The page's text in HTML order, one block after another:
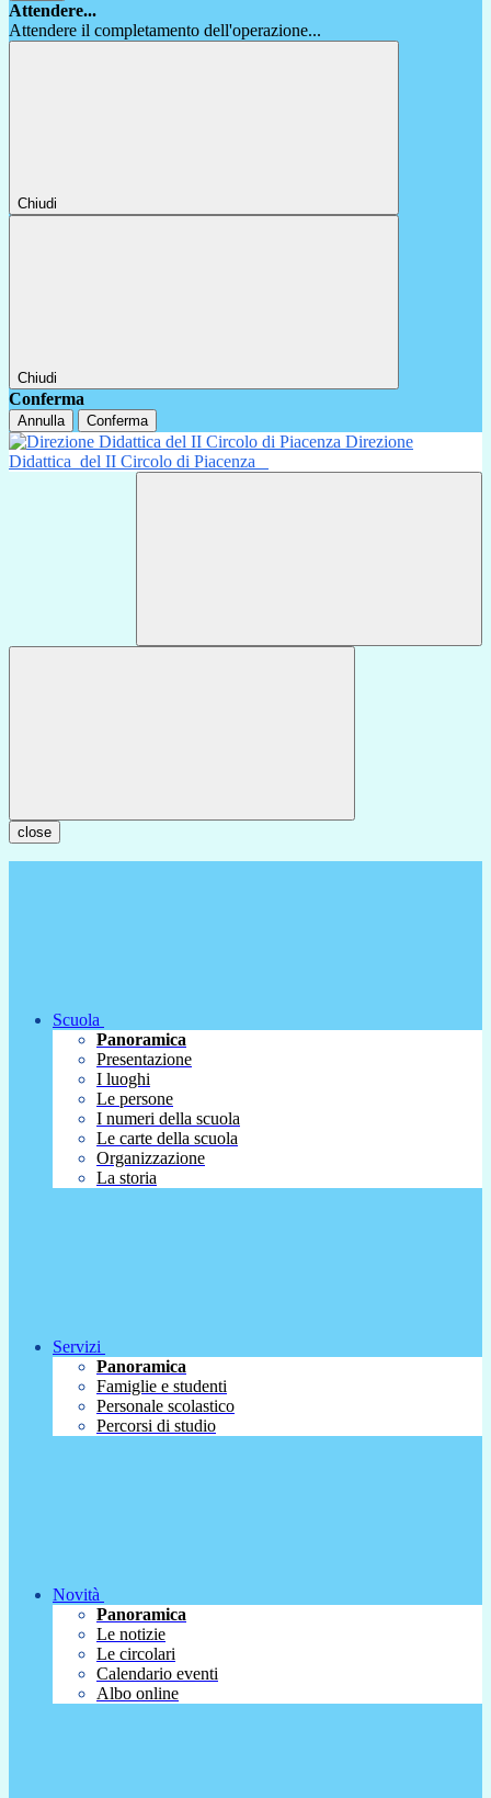
Attendere...
Attendere il completamento dell'operazione...
Chiudi
Chiudi
Conferma
Annulla Conferma
Direzione
Didattica del II Circolo di Piacenza
close
Scuola
Panoramica
Presentazione
I luoghi
Le persone
I numeri della scuola
Le carte della scuola
Organizzazione
La storia
Servizi
Panoramica
Famiglie e studenti
Personale scolastico
Percorsi di studio
Novità
Panoramica
Le notizie
Le circolari
Calendario eventi
Albo online